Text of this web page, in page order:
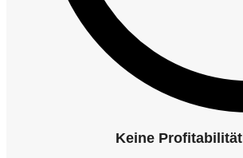
Keine Profitabilität